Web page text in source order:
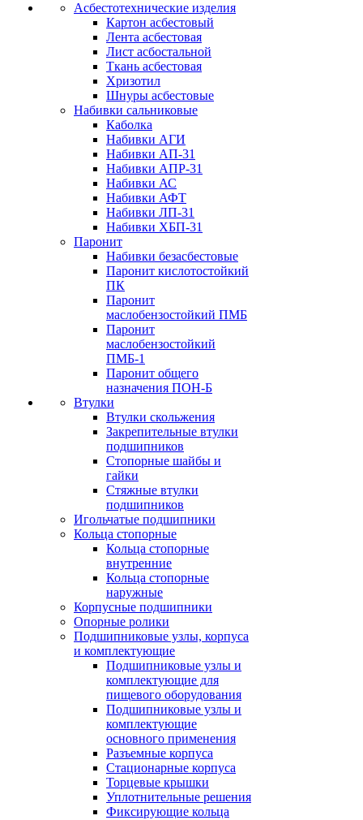
Асбестотехнические изделия
Картон асбестовый
Лента асбестовая
Лист асбостальной
Ткань асбестовая
Хризотил
Шнуры асбестовые
Набивки сальниковые
Каболка
Набивки АГИ
Набивки АП-31
Набивки АПР-31
Набивки АС
Набивки АФТ
Набивки ЛП-31
Набивки ХБП-31
Паронит
Набивки безасбестовые
Паронит кислотостойкий
ПК
Паронит
маслобензостойкий ПМБ
Паронит
маслобензостойкий
ПМБ-1
Паронит общего
назначения ПОН-Б
Втулки
Втулки скольжения
Закрепительные втулки
подшипников
Стопорные шайбы и
гайки
Стяжные втулки
подшипников
Игольчатые подшипники
Кольца стопорные
Кольца стопорные
внутренние
Кольца стопорные
наружные
Корпусные подшипники
Опорные ролики
Подшипниковые узлы, корпуса
и комплектующие
Подшипниковые узлы и
комплектующие для
пищевого оборудования
Подшипниковые узлы и
комплектующие
основного применения
Разъемные корпуса
Стационарные корпуса
Торцевые крышки
Уплотнительные решения
Фиксирующие кольца